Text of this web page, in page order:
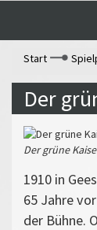
Start
Der
Der grüne
1910 in
65 Jahre
der Bühne.